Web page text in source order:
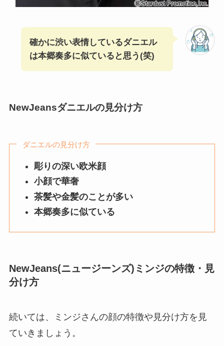
確かに渋い表情しているダニエル
は本郷奏多に似ていると思う(笑)
NewJeansダニエルの見分け方
ダニエルの見分け方
彫りの深い欧米顔
小顔で華奢
茶髪や金髪のことが多い
本郷奏多に似ている
NewJeans(ニュージーンズ) ミンジの特徴・見
分け方
続いては、ミンジさんの顔の特徴や見分け方を見
ていきましょう。